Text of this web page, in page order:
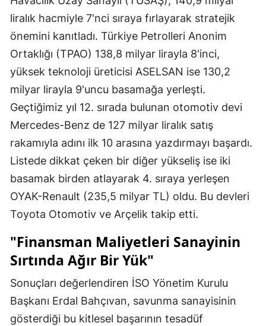
liralık hacmiyle 7'nci sıraya fırlayarak stratejik
önemini kanıtladı. Türkiye Petrolleri Anonim
Ortaklığı (TPAO) 138,8 milyar lirayla 8'inci,
yüksek teknoloji üreticisi ASELSAN ise 130,2
milyar lirayla 9'uncu basamağa yerleşti.
Geçtiğimiz yıl 12. sırada bulunan otomotiv devi
Mercedes-Benz de 127 milyar liralık satış
rakamıyla adını ilk 10 arasına yazdırmayı başardı.
Listede dikkat çeken bir diğer yükseliş ise iki
basamak birden atlayarak 4. sıraya yerleşen
OYAK-Renault (235,5 milyar TL) oldu. Bu devleri
Toyota Otomotiv ve Arçelik takip etti.
"Finansman Maliyetleri Sanayinin
Sırtında Ağır Bir Yük"
Sonuçları değerlendiren İSO Yönetim Kurulu
Başkanı Erdal Bahçıvan, savunma sanayisinin
gösterdiği bu kitlesel başarının tesadüf